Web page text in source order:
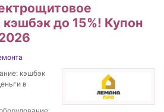
до 15%! Купон
кэшбэк
в